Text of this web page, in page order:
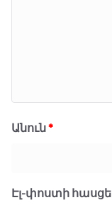
Անուն*
Էլ-փոստի հասցե